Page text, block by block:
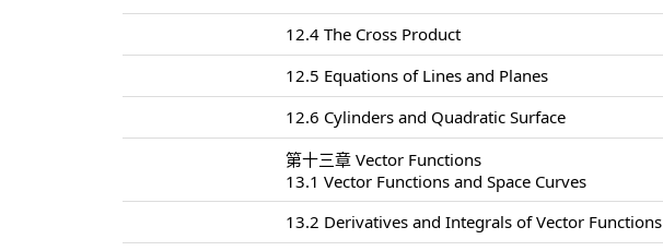
12.4 The Cross Product
12.5 Equations of Lines and Planes
12.6 Cylinders and Quadratic Surface
第十三章 Vector Functions
13.1 Vector Functions and Space Curves
13.2 Derivatives and Integrals of Vector Functions